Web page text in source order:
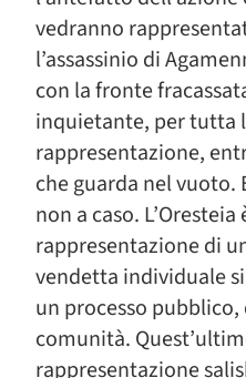
vedranno
l’assassinio di
con la fronte
inquietante, per tutta
rappresentazione,
che guarda nel
non a caso.
rappresentazione di
vendetta individuale
un processo pubblico,
comunità.
rappresentazione